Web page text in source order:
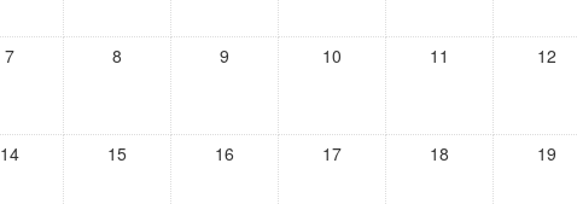
7 8 9 10 11 12
14 15 16 17 18 19